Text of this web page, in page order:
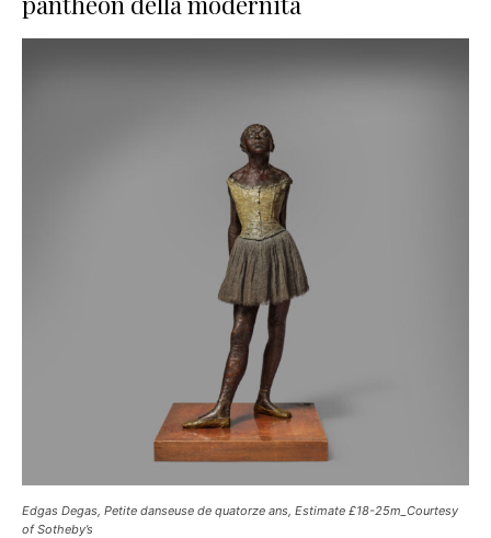
Edgas Degas, Petite danseuse de quatorze ans, Estimate £18-25m_Courtesy
of Sotheby’s